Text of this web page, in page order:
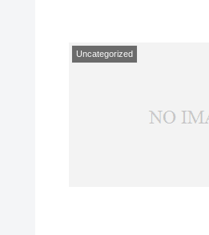
Uncategorized